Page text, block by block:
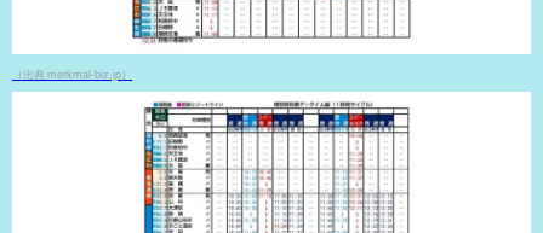
（出典 merkmal-biz.jp）